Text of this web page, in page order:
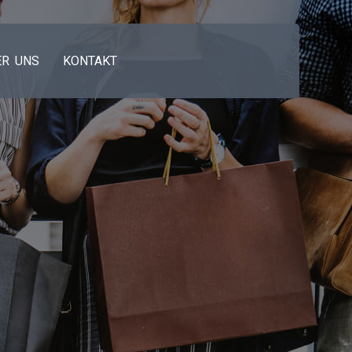
UNS KONTAKT